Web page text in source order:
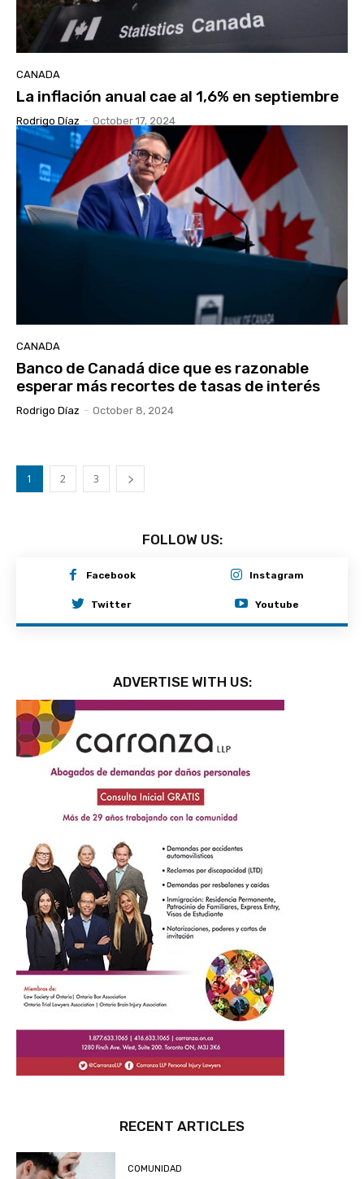
CANADA
La inflación anual cae al 1,6% en septiembre
Rodrigo Díaz - October 17, 2024
CANADA
Banco de Canadá dice que es razonable
esperar más recortes de tasas de interés
Rodrigo Díaz - October 8, 2024
1 2 3
FOLLOW US:
Facebook Instagram
Twitter Youtube
ADVERTISE WITH US:
RECENT ARTICLES
COMUNIDAD